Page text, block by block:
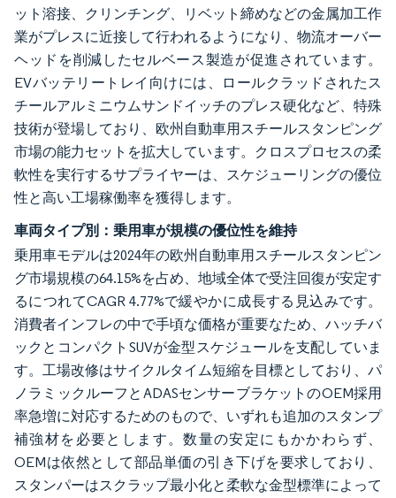
ット溶接、クリンチング、リベット締めなどの金属加工作
業がプレスに近接して行われるようになり、物流オーバー
ヘッドを削減したセルベース製造が促進されています。
EVバッテリートレイ向けには、ロールクラッドされたス
チールアルミニウムサンドイッチのプレス硬化など、特殊
技術が登場しており、欧州自動車用スチールスタンピング
市場の能力セットを拡大しています。クロスプロセスの柔
軟性を実行するサプライヤーは、スケジューリングの優位
性と高い工場稼働率を獲得します。
車両タイプ別：乗用車が規模の優位性を維持
乗用車モデルは2024年の欧州自動車用スチールスタンピン
グ市場規模の64.15%を占め、地域全体で受注回復が安定す
るにつれてCAGR 4.77%で緩やかに成長する見込みです。
消費者インフレの中で手頃な価格が重要なため、ハッチバ
ックとコンパクトSUVが金型スケジュールを支配していま
す。工場改修はサイクルタイム短縮を目標としており、パ
ノラミックルーフとADASセンサーブラケットのOEM採用
率急増に対応するためのもので、いずれも追加のスタンプ
補強材を必要とします。数量の安定にもかかわらず、
OEMは依然として部品単価の引き下げを要求しており、
スタンパーはスクラップ最小化と柔軟な金型標準によって